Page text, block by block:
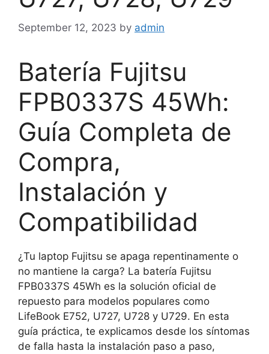
September 12, 2023 by admin
Batería Fujitsu
FPB0337S 45Wh:
Guía Completa de
Compra,
Instalación y
Compatibilidad
¿Tu laptop Fujitsu se apaga repentinamente o
no mantiene la carga? La batería Fujitsu
FPB0337S 45Wh es la solución oficial de
repuesto para modelos populares como
LifeBook E752, U727, U728 y U729. En esta
guía práctica, te explicamos desde los síntomas
de falla hasta la instalación paso a paso,